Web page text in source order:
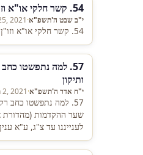
54. קשר חלקי או"א וזו"ן בחלק מגולה וחלק נסתר
י"ב שבט ה'תשפ"א·
2021
54. קשר חלקי או"א וזו"ן בחלק מגולה וחלק נסתר
ותיקון
י"ח אדר ה'תשפ"א·
2021
שער ההקדמות (מהדורת
לענייננו עד צ"ג, ע"א